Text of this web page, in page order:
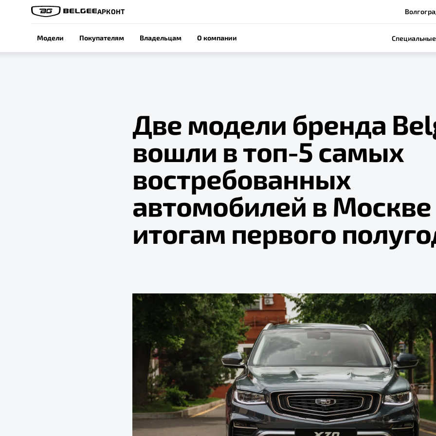
АРКОНТ
Модели Покупателям Владельцам О компании
Две модели бренда
вошли в топ-5 самых
востребованных
автомобилей в Москве
итогам первого